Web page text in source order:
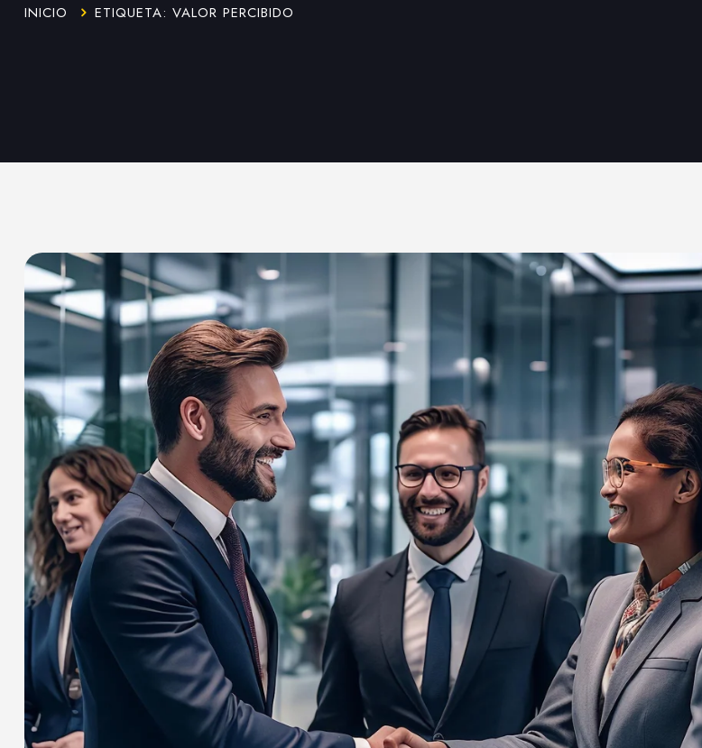
INICIO ETIQUETA: VALOR PERCIBIDO